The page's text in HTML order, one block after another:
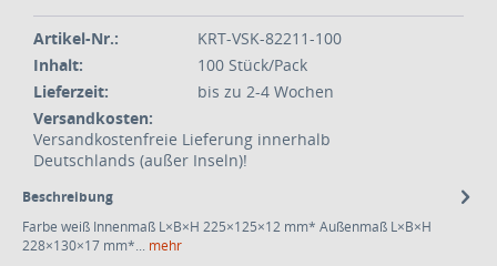
Artikel-Nr.:
KRT-VSK-82211-100
Inhalt:
100 Stück/Pack
Lieferzeit:
bis zu 2-4 Wochen
Versandkosten:
Versandkostenfreie Lieferung innerhalb
Deutschlands (außer Inseln)!
Beschreibung
Farbe weiß Innenmaß L×B×H 225×125×12 mm* Außenmaß L×B×H
228×130×17 mm*... mehr